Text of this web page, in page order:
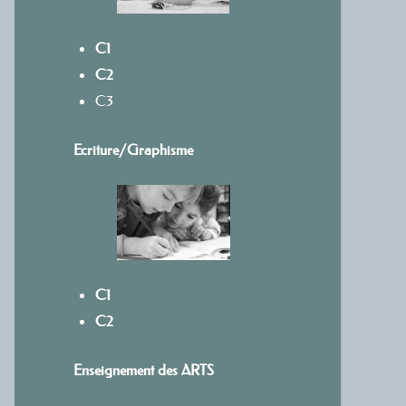
C1
C2
C3
Ecriture/Graphisme
C1
C2
Enseignement des ARTS